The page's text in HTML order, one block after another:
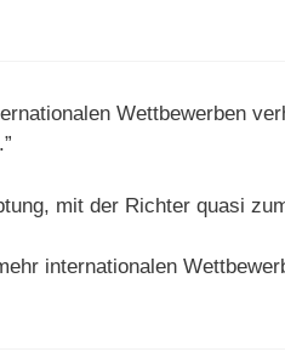
Wettbewerben
mit der Richter quasi
internationalen